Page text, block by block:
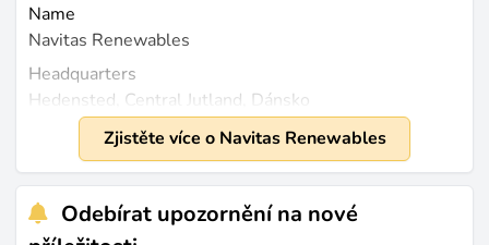
Name
Navitas Renewables
Headquarters
Hedensted, Central Jutland, Dánsko
Year Founded
Business Model
Zjistěte více o Navitas Renewables
Odebírat upozornění na nové